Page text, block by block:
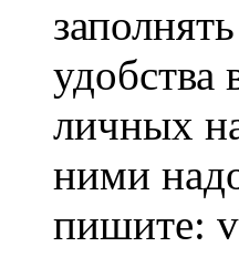
удобства
личных
ними
пишите: